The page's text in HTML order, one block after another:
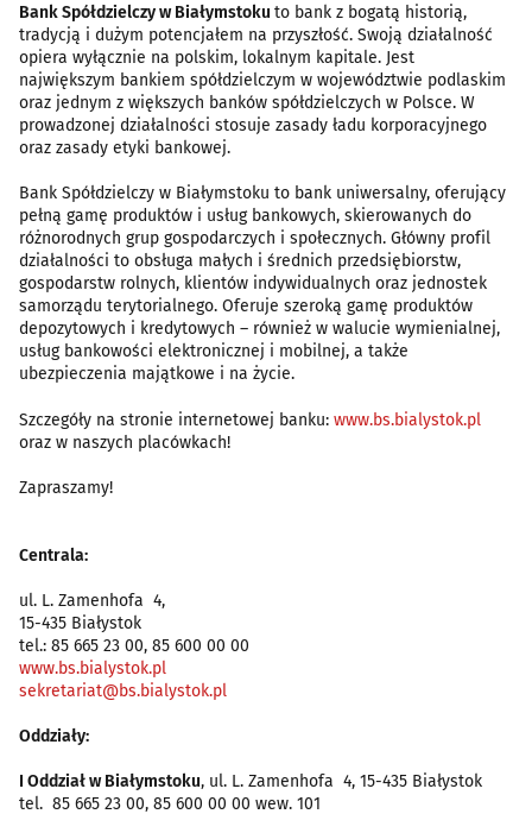
Bank Spółdzielczy w Białymstoku to bank z bogatą historią,
tradycją i dużym potencjałem na przyszłość. Swoją działalność
opiera wyłącznie na polskim, lokalnym kapitale. Jest
największym bankiem spółdzielczym w województwie podlaskim
oraz jednym z większych banków spółdzielczych w Polsce. W
prowadzonej działalności stosuje zasady ładu korporacyjnego
oraz zasady etyki bankowej.
Bank Spółdzielczy w Białymstoku to bank uniwersalny, oferujący
pełną gamę produktów i usług bankowych, skierowanych do
różnorodnych grup gospodarczych i społecznych. Główny profil
działalności to obsługa małych i średnich przedsiębiorstw,
gospodarstw rolnych, klientów indywidualnych oraz jednostek
samorządu terytorialnego. Oferuje szeroką gamę produktów
depozytowych i kredytowych – również w walucie wymienialnej,
usług bankowości elektronicznej i mobilnej, a także
ubezpieczenia majątkowe i na życie.
Szczegóły na stronie internetowej banku: www.bs.bialystok.pl
oraz w naszych placówkach!
Zapraszamy!
Centrala:
ul. L. Zamenhofa 4,
15-435 Białystok
tel.: 85 665 23 00, 85 600 00 00
www.bs.bialystok.pl
sekretariat@bs.bialystok.pl
Oddziały:
I Oddział w Białymstoku, ul. L. Zamenhofa 4, 15-435 Białystok
tel. 85 665 23 00, 85 600 00 00 wew. 101